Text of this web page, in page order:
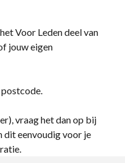
Voor Leden deel van
jouw eigen
postcode.
vraag het dan op bij
dit eenvoudig voor je